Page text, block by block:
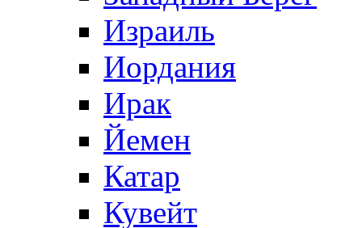
Израиль
Иордания
Ирак
Йемен
Катар
Кувейт